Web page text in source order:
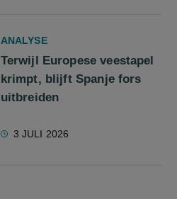
ANALYSE
Terwijl Europese veestapel
krimpt, blijft Spanje fors
uitbreiden
3 JULI 2026